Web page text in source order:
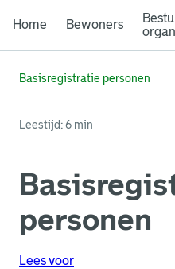
Home Bewoners
Basisregistratie personen
Leestijd: 6 min
personen
Lees voor